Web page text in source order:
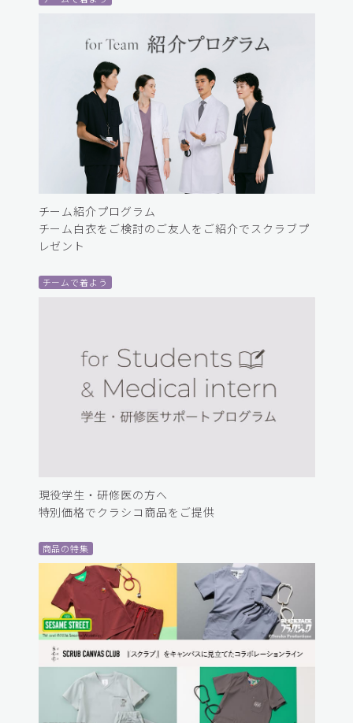
チーム紹介プログラム
チーム白衣をご検討のご友人をご紹介でスクラブプ
レゼント
チームで着よう
現役学生・研修医の方へ
特別価格でクラシコ商品をご提供
商品の特集